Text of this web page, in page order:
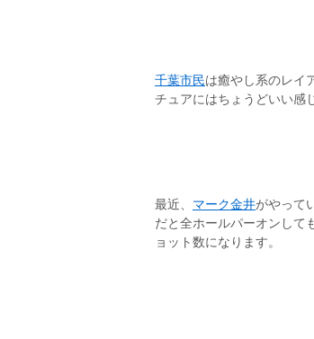
千葉市民は癒やし系のレイ
チュアにはちょうどいい感
最近、 マーク金井がやって
だと全ホールパーオンして
ョット数になります。